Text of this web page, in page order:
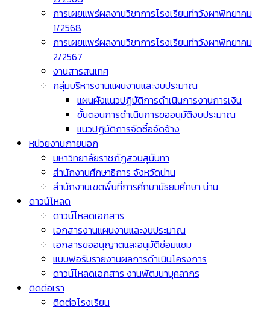
การเผยแพร่ผลงานวิชาการโรงเรียนท่าวังผาพิทยาคม
1/2568
การเผยแพร่ผลงานวิชาการโรงเรียนท่าวังผาพิทยาคม
2/2567
งานสารสนเทศ
กลุ่มบริหารงานแผนงานและงบประมาณ
แผนผังแนวปฏิบัติการดำเนินการงานการเงิน
ขั้นตอนการดำเนินการขออนุมัติงบประมาณ
แนวปฏิบัติการจัดซื้อจัดจ้าง
หน่วยงานภายนอก
มหาวิทยาลัยราชภัฏสวนสุนันทา
สำนักงานศึกษาธิการ จังหวัดน่าน
สำนักงานเขตพื้นที่การศึกษามัธยมศึกษา น่าน
ดาวน์โหลด
ดาวน์โหลดเอกสาร
เอกสารงานแผนงานและงบประมาณ
เอกสารขออนุญาตและอนุมัติซ่อมแซม
แบบฟอร์มรายงานผลการดำเนินโครงการ
ดาวน์โหลดเอกสาร งานพัฒนาบุคลากร
ติดต่อเรา
ติดต่อโรงเรียน